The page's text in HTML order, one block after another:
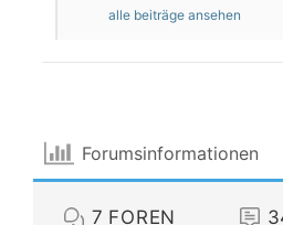
alle beiträge ansehen
Forumsinformationen
7 FOREN